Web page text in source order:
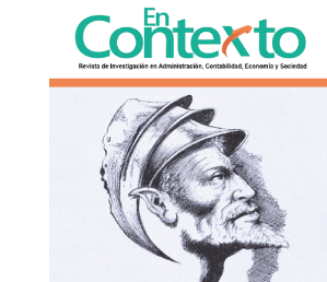
lateral
del
artículo